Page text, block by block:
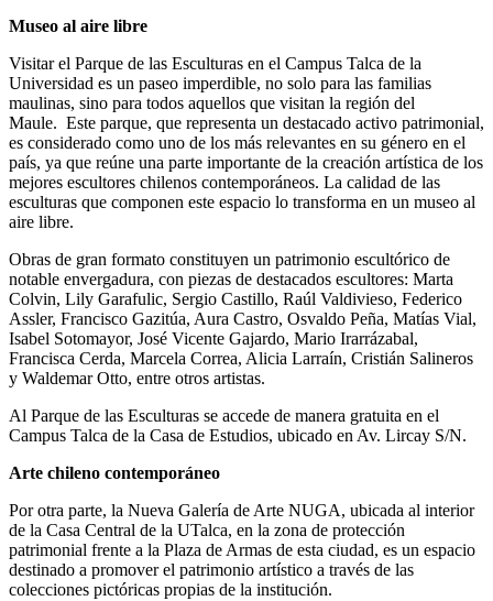
Museo al aire libre
Visitar el Parque de las Esculturas en el Campus Talca de la
Universidad es un paseo imperdible, no solo para las familias
maulinas, sino para todos aquellos que visitan la región del
Maule. Este parque, que representa un destacado activo patrimonial,
es considerado como uno de los más relevantes en su género en el
país, ya que reúne una parte importante de la creación artística de los
mejores escultores chilenos contemporáneos. La calidad de las
esculturas que componen este espacio lo transforma en un museo al
aire libre.
Obras de gran formato constituyen un patrimonio escultórico de
notable envergadura, con piezas de destacados escultores: Marta
Colvin, Lily Garafulic, Sergio Castillo, Raúl Valdivieso, Federico
Assler, Francisco Gazitúa, Aura Castro, Osvaldo Peña, Matías Vial,
Isabel Sotomayor, José Vicente Gajardo, Mario Irarrázabal,
Francisca Cerda, Marcela Correa, Alicia Larraín, Cristián Salineros
y Waldemar Otto, entre otros artistas.
Al Parque de las Esculturas se accede de manera gratuita en el
Campus Talca de la Casa de Estudios, ubicado en Av. Lircay S/N.
Arte chileno contemporáneo
Por otra parte, la Nueva Galería de Arte NUGA, ubicada al interior
de la Casa Central de la UTalca, en la zona de protección
patrimonial frente a la Plaza de Armas de esta ciudad, es un espacio
destinado a promover el patrimonio artístico a través de las
colecciones pictóricas propias de la institución.